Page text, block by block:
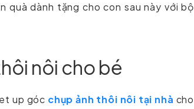
quà dành tặng cho con sau này với bộ
nôi cho bé
up góc chụp ảnh thôi nôi tại nhà cho